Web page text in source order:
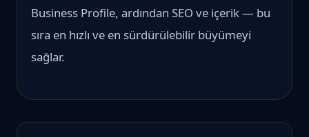
Business Profile, ardından SEO ve içerik — bu
sıra en hızlı ve en sürdürülebilir büyümeyi
sağlar.